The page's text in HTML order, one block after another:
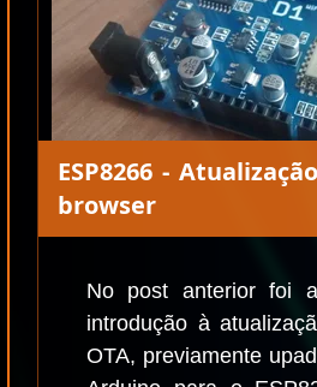
ESP8266 -
browser
No post anterior foi
introdução à
OTA, previamente